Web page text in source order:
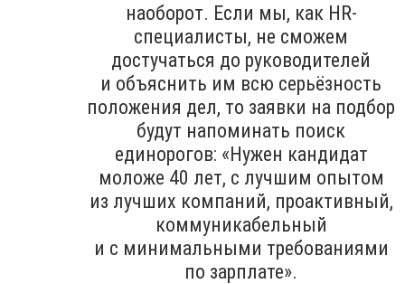
наоборот. Если мы, как HR-
специалисты, не сможем
достучаться до руководителей
и объяснить им всю серьёзность
положения дел, то заявки на подбор
будут напоминать поиск
единорогов: «Нужен кандидат
моложе 40 лет, с лучшим опытом
из лучших компаний, проактивный,
коммуникабельный
и с минимальными требованиями
по зарплате».